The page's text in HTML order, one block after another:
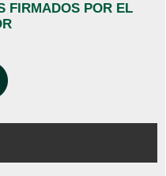
FIRMADOS POR EL